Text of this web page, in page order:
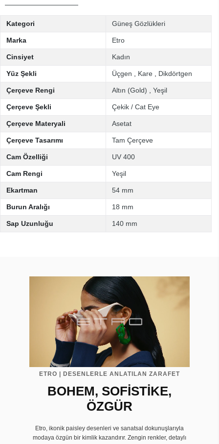
Kategori Güneş Gözlükleri
Marka Etro
Cinsiyet Kadın
Yüz Şekli Üçgen Kare Dikdörtgen
Çerçeve Rengi Altın (Gold) Yeşil
Çerçeve Şekli Çekik / Cat Eye
Çerçeve Materyali Asetat
Çerçeve Tasarımı Tam Çerçeve
Cam Özelliği UV 400
Cam Rengi Yeşil
Ekartman 54 mm
Burun Aralığı 18 mm
Sap Uzunluğu 140 mm
ETRO | DESENLERLE ANLATILAN ZARAFET
BOHEM, SOFİSTİKE,
ÖZGÜR
Etro, ikonik paisley desenleri ve sanatsal dokunuşlarıyla
modaya özgün bir kimlik kazandırır. Zengin renkler, detaylı